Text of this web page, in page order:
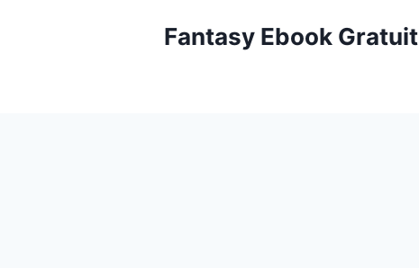
Fantasy Ebook Gratuit